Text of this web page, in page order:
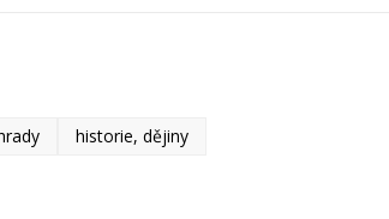
historie, dějiny